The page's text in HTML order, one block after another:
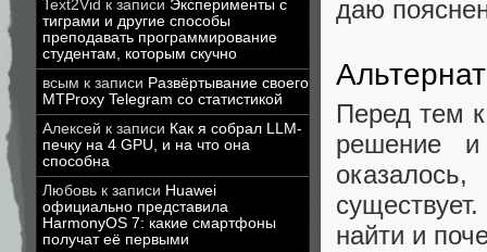
Text2Vid к записи Эксперименты с
тиграми и другие способы
преподавать программирование
студентам, которым скучно
всым к записи Развёртывание своего
MTProxy Telegram со статистикой
Алексей к записи Как я собрал LLM-
печку на 4 GPU, и на что она
способна
Любовь к записи Huawei
официально представила
HarmonyOS 7: какие смартфоны
получат её первыми
даю
Перед тем
решение
найти и